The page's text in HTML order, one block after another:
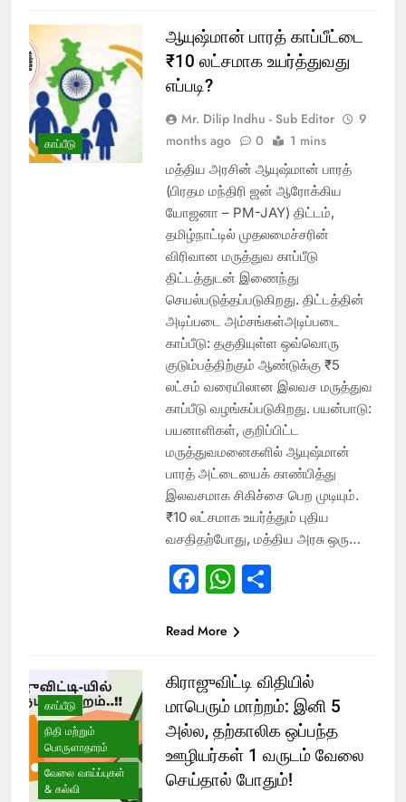
காப்பீடு
ஆயுஷ்மான் பாரத் காப்பீட்டை
₹10 லட்சமாக உயர்த்துவது
எப்படி?
Mr. Dilip Indhu - Sub Editor
9
months ago
0 1 mins
மத்திய அரசின் ஆயுஷ்மான் பாரத்
(பிரதம மந்திரி ஜன் ஆரோக்கிய
யோஜனா – PM-JAY) திட்டம்,
தமிழ்நாட்டில் முதலமைச்சரின்
விரிவான மருத்துவ காப்பீடு
திட்டத்துடன் இணைந்து
செயல்படுத்தப்படுகிறது. திட்டத்தின்
அடிப்படை அம்சங்கள்அடிப்படை
காப்பீடு: தகுதியுள்ள ஒவ்வொரு
குடும்பத்திற்கும் ஆண்டுக்கு ₹5
லட்சம் வரையிலான இலவச மருத்துவ
காப்பீடு வழங்கப்படுகிறது. பயன்பாடு:
பயனாளிகள், குறிப்பிட்ட
மருத்துவமனைகளில் ஆயுஷ்மான்
பாரத் அட்டையைக் காண்பித்து
இலவசமாக சிகிச்சை பெற முடியும்.
₹10 லட்சமாக உயர்த்தும் புதிய
வசதிதற்போது, மத்திய அரசு ஒரு…
Facebook
WhatsApp
Share
Read More
காப்பீடு
நிதி மற்றும்
பொருளாதாரம்
வேலை வாய்ப்புகள்
& கல்வி
கிராஜுவிட்டி விதியில்
மாபெரும் மாற்றம்: இனி 5
அல்ல, தற்காலிக ஒப்பந்த
ஊழியர்கள் 1 வருடம் வேலை
செய்தால் போதும்!